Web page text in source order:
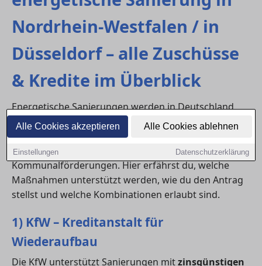
Alle Cookies akzeptieren Alle Cookies ablehnen
Einstellungen Datenschutzerklärung
Nordrhein-Westfalen / in
Düsseldorf – alle Zuschüsse
& Kredite im Überblick
Energetische Sanierungen werden in Deutschland
umfangreich gefördert. Eigentümer:innen in
Düsseldorf profitieren von bundesweiten KfW- und
BAFA-Programmen sowie ergänzenden Landes- und
Kommunalförderungen. Hier erfährst du, welche
Maßnahmen unterstützt werden, wie du den Antrag
stellst und welche Kombinationen erlaubt sind.
1) KfW – Kreditanstalt für
Wiederaufbau
Die KfW unterstützt Sanierungen mitzinsgünstigen